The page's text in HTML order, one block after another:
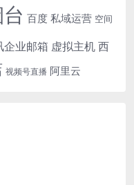
百度 私域运营 空间
企业邮箱 虚拟主机西
视频号直播 阿里云